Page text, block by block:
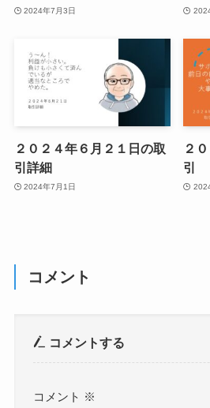
2024年7月3日
２０２４年６月２１日の取
引詳細
2024年7月1日
２
引
コメント
コメントする
コメント ※